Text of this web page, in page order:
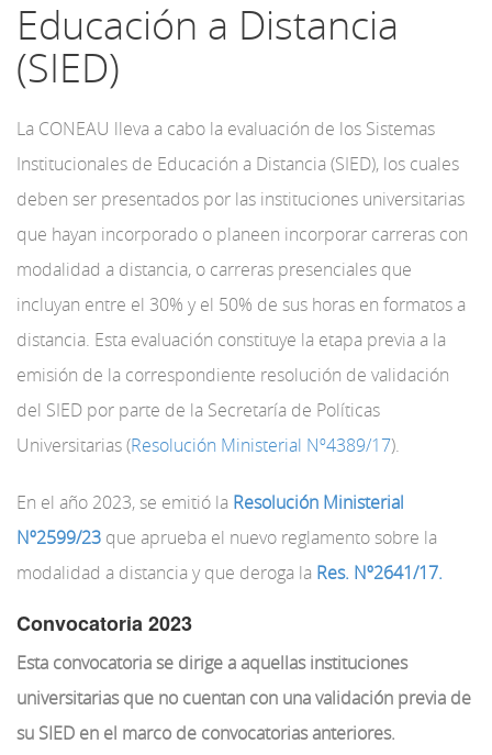
Educación a Distancia
(SIED)
La CONEAU lleva a cabo la evaluación de los Sistemas
Institucionales de Educación a Distancia (SIED), los cuales
deben ser presentados por las instituciones universitarias
que hayan incorporado o planeen incorporar carreras con
modalidad a distancia, o carreras presenciales que
incluyan entre el 30% y el 50% de sus horas en formatos a
distancia. Esta evaluación constituye la etapa previa a la
emisión de la correspondiente resolución de validación
del SIED por parte de la Secretaría de Políticas
Universitarias (Resolución Ministerial Nº4389/17).
En el año 2023, se emitió la Resolución Ministerial
Nº2599/23 que aprueba el nuevo reglamento sobre la
modalidad a distancia y que deroga la Res. Nº2641/17.
Convocatoria 2023
Esta convocatoria se dirige a aquellas instituciones
universitarias que no cuentan con una validación previa de
su SIED en el marco de convocatorias anteriores.